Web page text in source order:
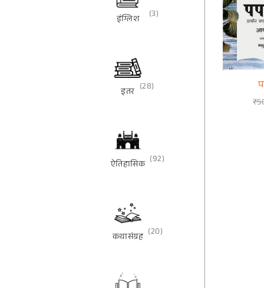
इंग्लिश (3)
इतर (28)
ऐतिहासिक (92)
कथासंग्रह (20)
₹